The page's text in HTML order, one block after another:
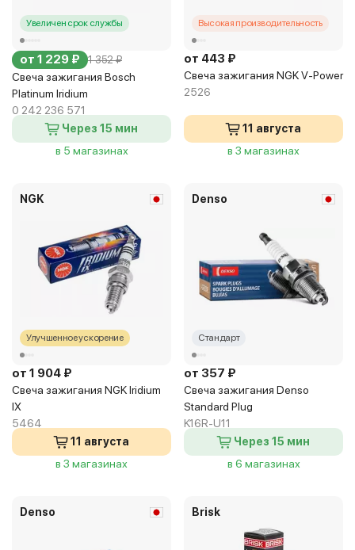
Увеличен срок службы
от 1 229 ₽ 1 352 ₽
Свеча зажигания Bosch
Platinum Iridium
0 242 236 571
Через 15 мин
в 5 магазинах
Высокая производительность
от 443 ₽
Свеча зажигания NGK V-Power
2526
11 августа
в 3 магазинах
NGK
Улучшенное ускорение
от 1 904 ₽
Свеча зажигания NGK Iridium
IX
5464
11 августа
в 3 магазинах
Denso
Стандарт
от 357 ₽
Свеча зажигания Denso
Standard Plug
K16R-U11
Через 15 мин
в 6 магазинах
Denso Brisk